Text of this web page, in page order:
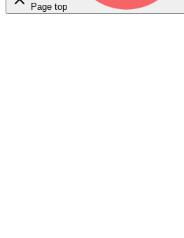
Page top